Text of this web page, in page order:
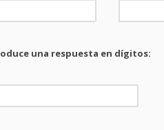
una respuesta en dígitos: